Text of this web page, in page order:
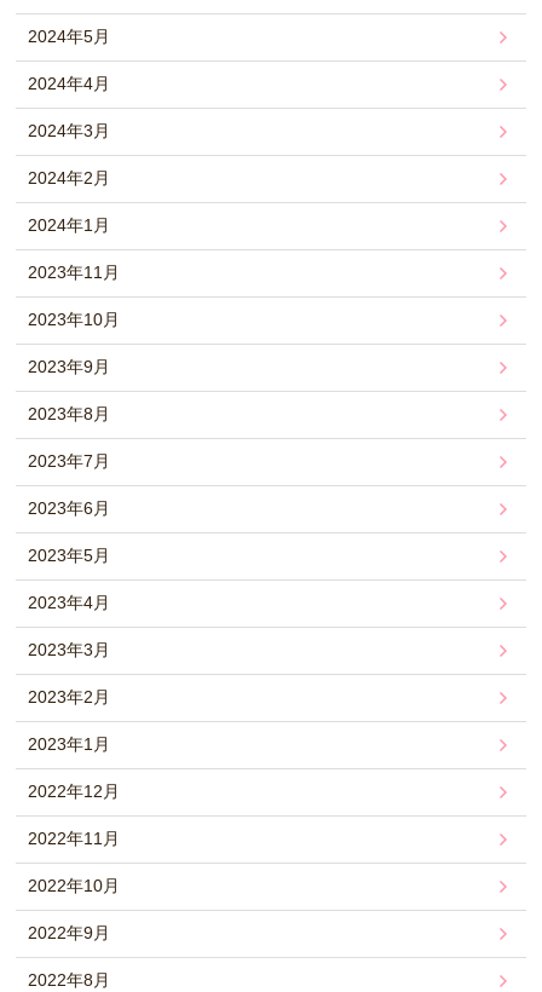
2024年5月
2024年4月
2024年3月
2024年2月
2024年1月
2023年11月
2023年10月
2023年9月
2023年8月
2023年7月
2023年6月
2023年5月
2023年4月
2023年3月
2023年2月
2023年1月
2022年12月
2022年11月
2022年10月
2022年9月
2022年8月